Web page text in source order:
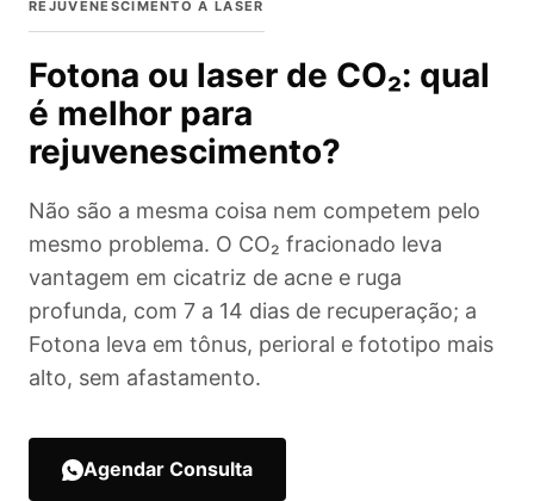
REJUVENESCIMENTO A LASER
Fotona ou laser de CO₂: qual
é melhor para
rejuvenescimento?
Não são a mesma coisa nem competem pelo
mesmo problema. O CO₂ fracionado leva
vantagem em cicatriz de acne e ruga
profunda, com 7 a 14 dias de recuperação; a
Fotona leva em tônus, perioral e fototipo mais
alto, sem afastamento.
Agendar Consulta